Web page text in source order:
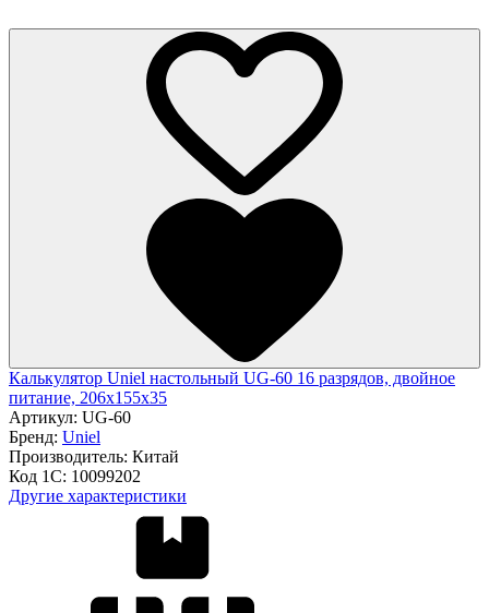
Калькулятор Uniel настольный UG-60 16 разрядов, двойное
питание, 206х155х35
Артикул: UG-60
Бренд: Uniel
Производитель: Китай
Код 1С: 10099202
Другие характеристики